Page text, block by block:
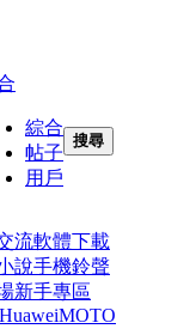
綜合
帖子
用戶
搜尋
流軟體下載
說手機鈴聲
新手專區
HuaweiMOTO